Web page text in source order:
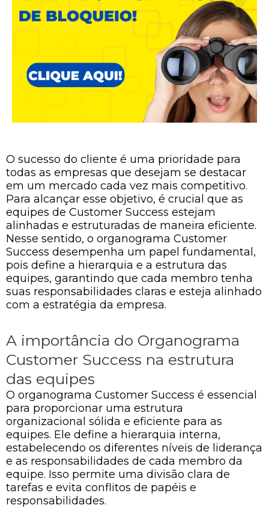
O sucesso do cliente é uma prioridade para
todas as empresas que desejam se destacar
em um mercado cada vez mais competitivo.
Para alcançar esse objetivo, é crucial que as
equipes de Customer Success estejam
alinhadas e estruturadas de maneira eficiente.
Nesse sentido, o organograma Customer
Success desempenha um papel fundamental,
pois define a hierarquia e a estrutura das
equipes, garantindo que cada membro tenha
suas responsabilidades claras e esteja alinhado
com a estratégia da empresa.
A importância do Organograma
Customer Success na estrutura
das equipes
O organograma Customer Success é essencial
para proporcionar uma estrutura
organizacional sólida e eficiente para as
equipes. Ele define a hierarquia interna,
estabelecendo os diferentes níveis de liderança
e as responsabilidades de cada membro da
equipe. Isso permite uma divisão clara de
tarefas e evita conflitos de papéis e
responsabilidades.